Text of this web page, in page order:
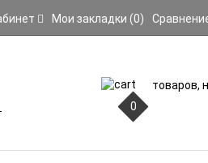
Мои закладки (0)
0
товаров,